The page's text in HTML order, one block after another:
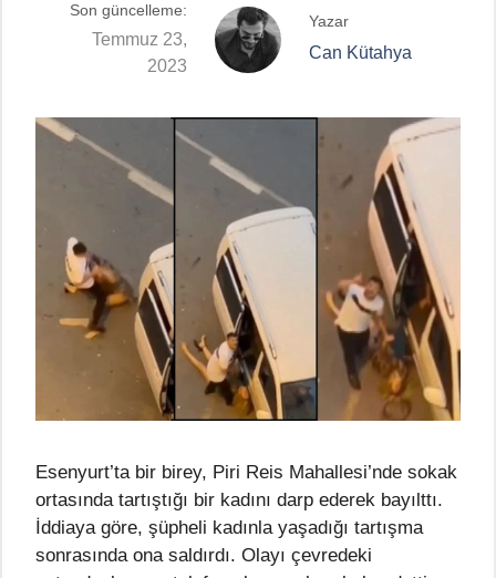
Son güncelleme:
Temmuz 23,
2023
Yazar
Can Kütahya
Esenyurt’ta bir birey, Piri Reis Mahallesi’nde sokak
ortasında tartıştığı bir kadını darp ederek bayılttı.
İddiaya göre, şüpheli kadınla yaşadığı tartışma
sonrasında ona saldırdı. Olayı çevredeki